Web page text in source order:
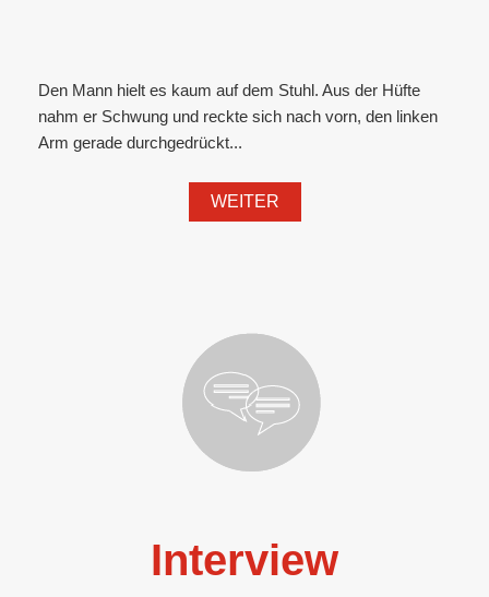
Den Mann hielt es kaum auf dem Stuhl. Aus der Hüfte
nahm er Schwung und reckte sich nach vorn, den linken
Arm gerade durchgedrückt...
WEITER
Interview